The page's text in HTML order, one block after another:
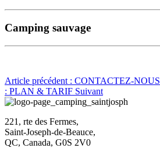
Camping sauvage
Article précédent : CONTACTEZ-NOUS
: PLAN & TARIF Suivant
221, rte des Fermes,
Saint-Joseph-de-Beauce,
QC, Canada, G0S 2V0